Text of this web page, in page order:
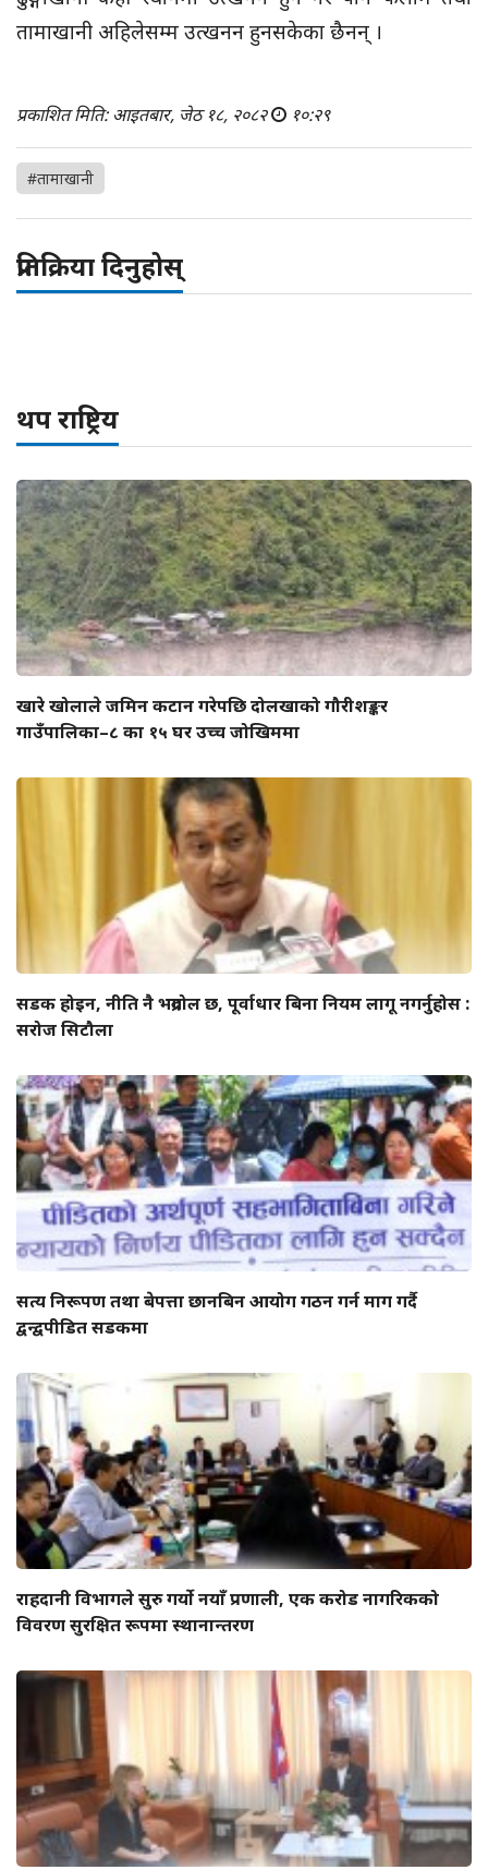
तामाखानी अहिलेसम्म उत्खनन हुनसकेका छैनन् ।
प्रकाशित मिति: आइतबार, जेठ १८, २०८२ १०:२९
#तामाखानी
प्रतिक्रिया दिनुहोस्
थप राष्ट्रिय
खारे खोलाले जमिन कटान गरेपछि दोलखाको गौरीशङ्कर
गाउँपालिका–८ का १५ घर उच्च जोखिममा
सडक होइन, नीति नै भद्रगोल छ, पूर्वाधार बिना नियम लागू नगर्नुहोस :
सरोज सिटौला
सत्य निरूपण तथा बेपत्ता छानबिन आयोग गठन गर्न माग गर्दै
द्वन्द्वपीडित सडकमा
राहदानी विभागले सुरु गर्यो नयाँ प्रणाली, एक करोड नागरिकको
विवरण सुरक्षित रूपमा स्थानान्तरण